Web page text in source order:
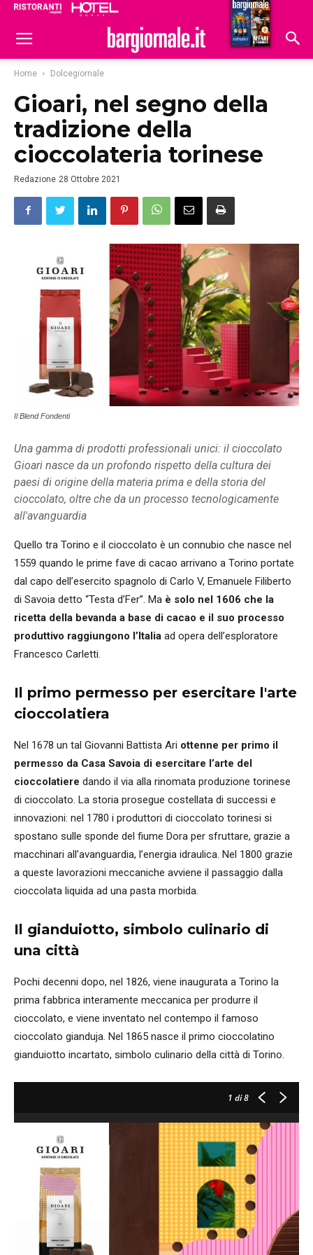
Hoteldomani
Home Dolcegiornale
Gioari, nel segno della
tradizione della
cioccolateria torinese
Redazione 28 Ottobre 2021
Il Blend Fondenti
Una gamma di prodotti professionali unici: il cioccolato
Gioari nasce da un profondo rispetto della cultura dei
paesi di origine della materia prima e della storia del
cioccolato, oltre che da un processo tecnologicamente
all'avanguardia
Quello tra Torino e il cioccolato è un connubio che nasce nel
1559 quando le prime fave di cacao arrivano a Torino portate
dal capo dell’esercito spagnolo di Carlo V, Emanuele Filiberto
di Savoia detto “Testa d’Fer”. Ma è solo nel 1606 che la
ricetta della bevanda a base di cacao e il suo processo
produttivo raggiungono l’Italia ad opera dell’esploratore
Francesco Carletti.
Il primo permesso per esercitare l'arte
cioccolatiera
Nel 1678 un tal Giovanni Battista Ari ottenne per primo il
permesso da Casa Savoia di esercitare l’arte del
cioccolatiere dando il via alla rinomata produzione torinese
di cioccolato. La storia prosegue costellata di successi e
innovazioni: nel 1780 i produttori di cioccolato torinesi si
spostano sulle sponde del fiume Dora per sfruttare, grazie a
macchinari all’avanguardia, l’energia idraulica. Nel 1800 grazie
a queste lavorazioni meccaniche avviene il passaggio dalla
cioccolata liquida ad una pasta morbida.
Il gianduiotto, simbolo culinario di
una città
Pochi decenni dopo, nel 1826, viene inaugurata a Torino la
prima fabbrica interamente meccanica per produrre il
cioccolato, e viene inventato nel contempo il famoso
cioccolato gianduja. Nel 1865 nasce il primo cioccolatino
gianduiotto incartato, simbolo culinario della città di Torino.
1 di 8